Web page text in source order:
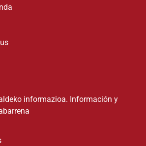
informazioa. Información y